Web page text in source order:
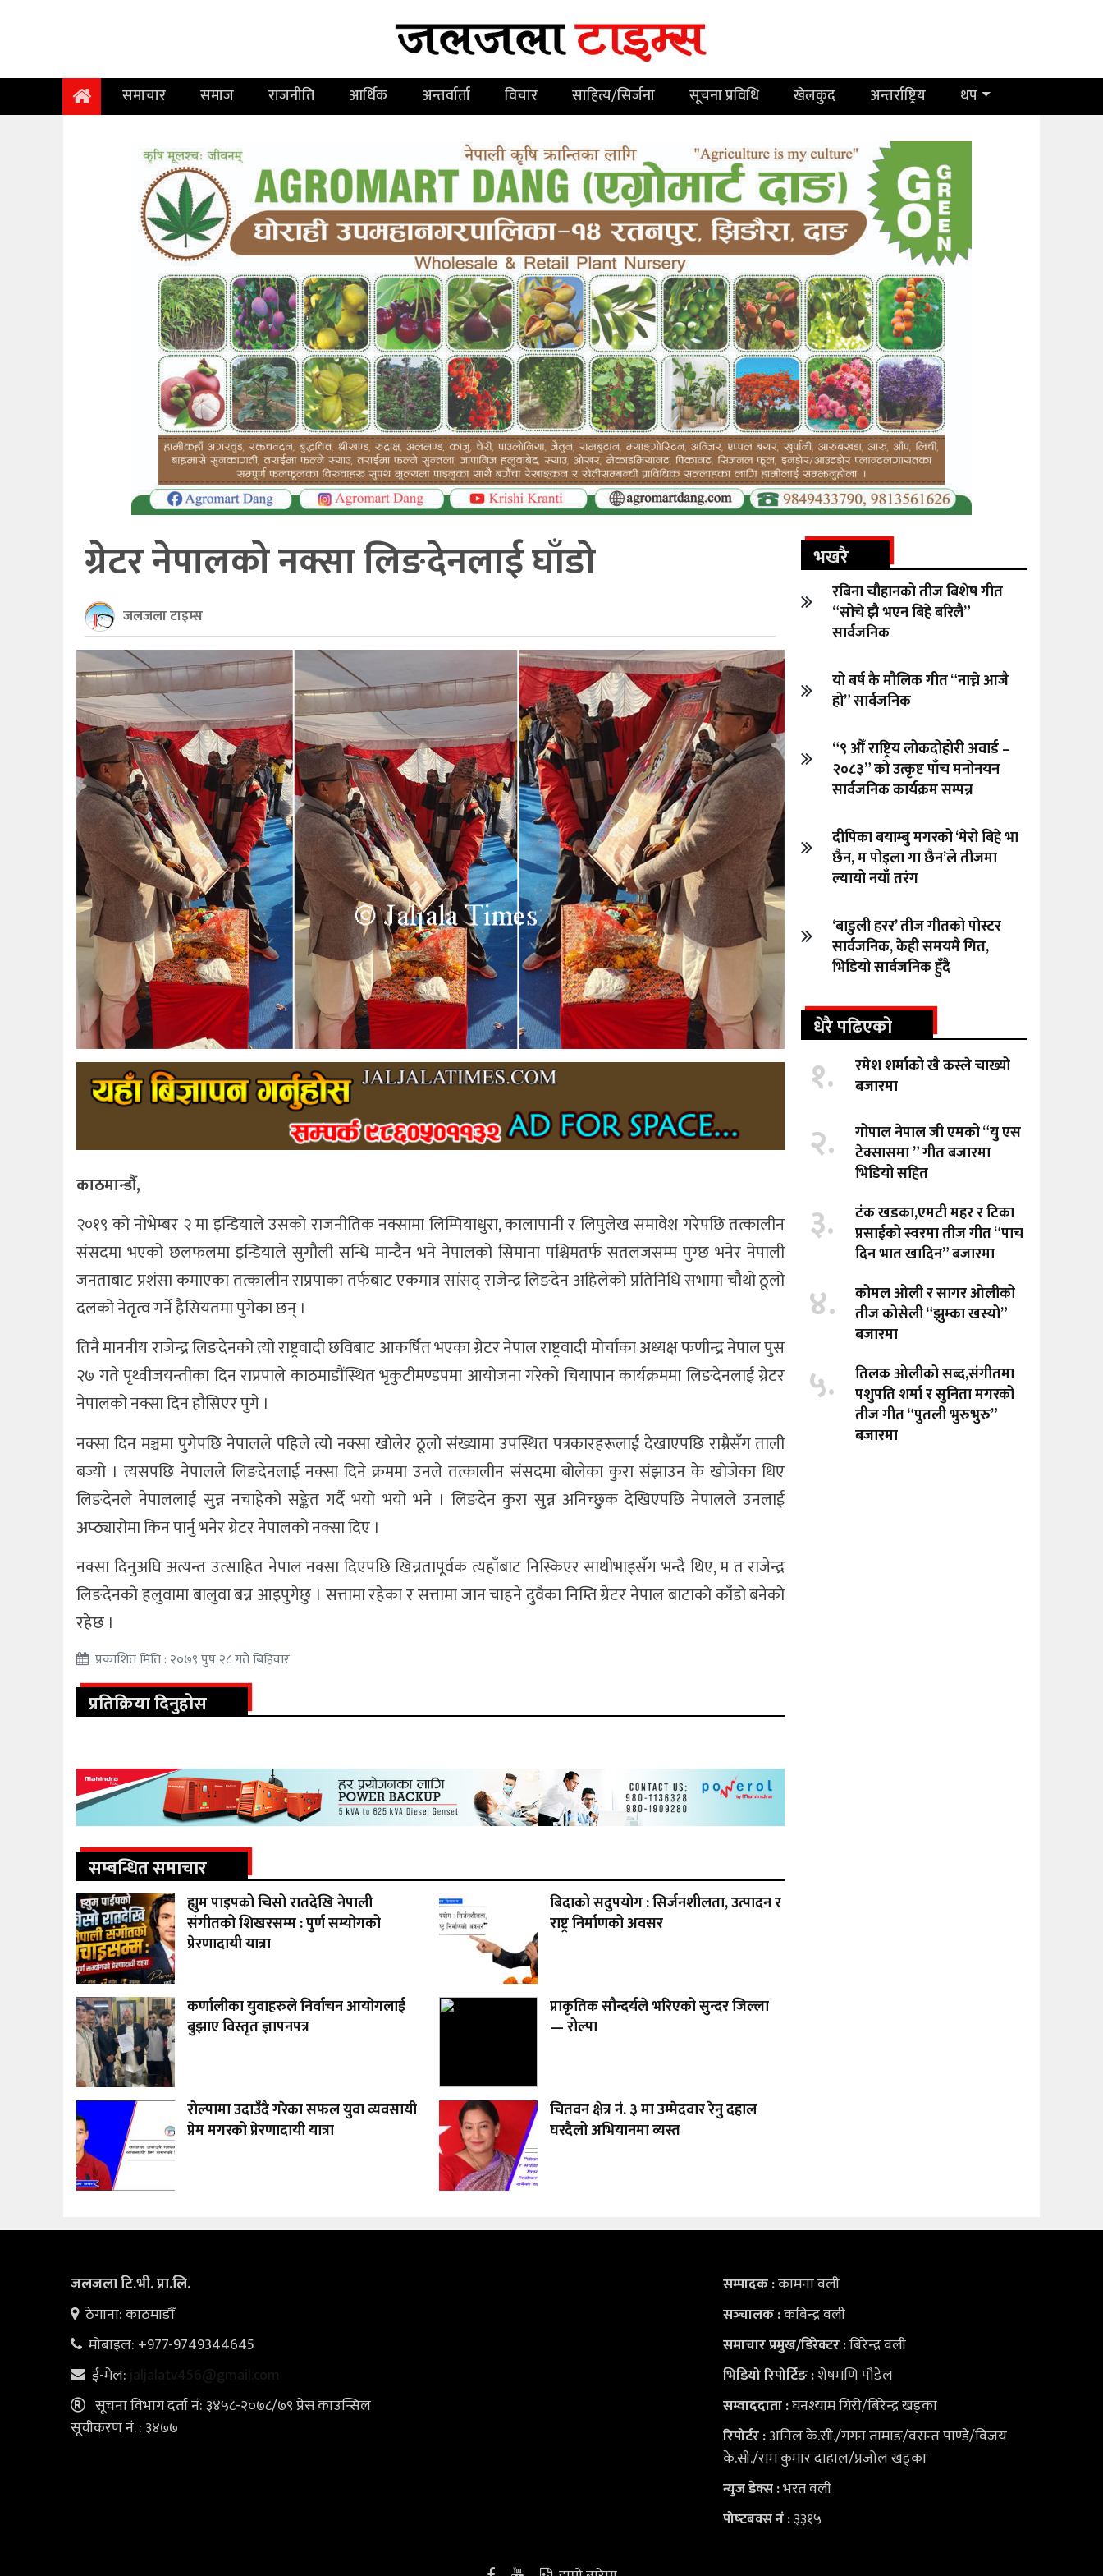
समाचार समाज राजनीति आर्थिक अन्तर्वार्ता विचार साहित्य/सिर्जना सूचना प्रविधि खेलकुद अन्तर्राष्ट्रिय थप
ग्रेटर नेपालको नक्सा लिङदेनलाई घाँडो
जलजला टाइम्स
काठमान्डौं,
२०१९ को नोभेम्बर २ मा इन्डियाले उसको राजनीतिक नक्सामा लिम्पियाधुरा, कालापानी र लिपुलेख समावेश गरेपछि तत्कालीन
संसदमा भएको छलफलमा इन्डियाले सुगौली सन्धि मान्दैन भने नेपालको सिमाना पश्चिमतर्फ सतलजसम्म पुग्छ भनेर नेपाली
जनताबाट प्रशंसा कमाएका तत्कालीन राप्रपाका तर्फबाट एकमात्र सांसद् राजेन्द्र लिङदेन अहिलेको प्रतिनिधि सभामा चौथो ठूलो
दलको नेतृत्व गर्ने हैसियतमा पुगेका छन् ।
तिनै माननीय राजेन्द्र लिङदेनको त्यो राष्ट्रवादी छविबाट आकर्षित भएका ग्रेटर नेपाल राष्ट्रवादी मोर्चाका अध्यक्ष फणीन्द्र नेपाल पुस
२७ गते पृथ्वीजयन्तीका दिन राप्रपाले काठमाडौंस्थित भृकुटीमण्डपमा आयोजना गरेको चियापान कार्यक्रममा लिङदेनलाई ग्रेटर
नेपालको नक्सा दिन हौसिएर पुगे ।
नक्सा दिन मञ्चमा पुगेपछि नेपालले पहिले त्यो नक्सा खोलेर ठूलो संख्यामा उपस्थित पत्रकारहरूलाई देखाएपछि राम्रैसँग ताली
बज्यो । त्यसपछि नेपालले लिङदेनलाई नक्सा दिने क्रममा उनले तत्कालीन संसदमा बोलेका कुरा संझाउन के खोजेका थिए
लिङदेनले नेपाललाई सुन्न नचाहेको सङ्केत गर्दै भयो भयो भने । लिङदेन कुरा सुन्न अनिच्छुक देखिएपछि नेपालले उनलाई
अप्ठ्यारोमा किन पार्नु भनेर ग्रेटर नेपालको नक्सा दिए ।
नक्सा दिनुअघि अत्यन्त उत्साहित नेपाल नक्सा दिएपछि खिन्नतापूर्वक त्यहाँबाट निस्किएर साथीभाइसँग भन्दै थिए, म त राजेन्द्र
लिङदेनको हलुवामा बालुवा बन्न आइपुगेछु । सत्तामा रहेका र सत्तामा जान चाहने दुवैका निम्ति ग्रेटर नेपाल बाटाको काँडो बनेको
रहेछ ।
प्रकाशित मिति : २०७९ पुष २८ गते बिहिवार
प्रतिक्रिया दिनुहोस
सम्बन्धित समाचार
ह्युम पाइपको चिसो रातदेखि नेपाली
संगीतको शिखरसम्म : पुर्ण सम्योगको
प्रेरणादायी यात्रा
बिदाको सदुपयोग : सिर्जनशीलता, उत्पादन र
राष्ट्र निर्माणको अवसर
कर्णालीका युवाहरुले निर्वाचन आयोगलाई
बुझाए विस्तृत ज्ञापनपत्र
प्राकृतिक सौन्दर्यले भरिएको सुन्दर जिल्ला
— रोल्पा
रोल्पामा उदाउँदै गरेका सफल युवा व्यवसायी
प्रेम मगरको प्रेरणादायी यात्रा
चितवन क्षेत्र नं. ३ मा उम्मेदवार रेनु दहाल
घरदैलो अभियानमा व्यस्त
भखरै
रबिना चौहानको तीज बिशेष गीत
“सोचे झै भएन बिहे बरिलै”
सार्वजनिक
यो बर्ष कै मौलिक गीत “नाच्ने आजै
हो” सार्वजनिक
“९ औँ राष्ट्रिय लोकदोहोरी अवार्ड –
२०८३” को उत्कृष्ट पाँच मनोनयन
सार्वजनिक कार्यक्रम सम्पन्न
दीपिका बयाम्बु मगरको ‘मेरो बिहे भा
छैन, म पोइला गा छैन’ले तीजमा
ल्यायो नयाँ तरंग
‘बाडुली हरर’ तीज गीतको पोस्टर
सार्वजनिक, केही समयमै गित,
भिडियो सार्वजनिक हुँदै
धेरै पढिएको
१.
रमेश शर्माको खै कस्ले चाख्यो
बजारमा
२.
गोपाल नेपाल जी एमको “यु एस
टेक्सासमा ” गीत बजारमा
भिडियो सहित
३.
टंक खडका,एमटी महर र टिका
प्रसाईको स्वरमा तीज गीत “पाच
दिन भात खादिन” बजारमा
४.
कोमल ओली र सागर ओलीको
तीज कोसेली “झुम्का खस्यो”
बजारमा
५.
तिलक ओलीको सब्द,संगीतमा
पशुपति शर्मा र सुनिता मगरको
तीज गीत “पुतली भुरुभुरु”
बजारमा
जलजला टि.भी. प्रा.लि.
ठेगाना: काठमाडौँ
मोबाइल: +977-9749344645
ई-मेल: jaljalatv456@gmail.com
सूचना विभाग दर्ता नं: ३४५८-२०७८/७९ प्रेस काउन्सिल
सूचीकरण नं. : ३४७७
सम्पादक :कामना वली
सञ्‍चालक :कबिन्द्र वली
समाचार प्रमुख/डिरेक्टर :बिरेन्द्र वली
भिडियोरिपोर्टिङ :शेषमणि पौडेल
सम्वाददाता :घनश्याम गिरी/बिरेन्द्र खड्का
रिपोर्टर :अनिल के.सी./गगन तामाङ/वसन्त पाण्डे/विजय
के.सी./राम कुमार दाहाल/प्रजोल खड्का
न्युज डेक्स:भरत वली
पोष्‍टबक्स नं :३३१५